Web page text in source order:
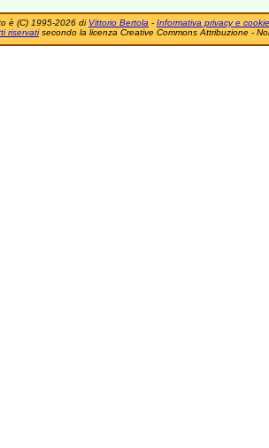
è (C) 1995-2026 di Vittorio Bertola - Informativa privacy e cookie
riservatisecondo la licenza Creative Commons Attribuzione -